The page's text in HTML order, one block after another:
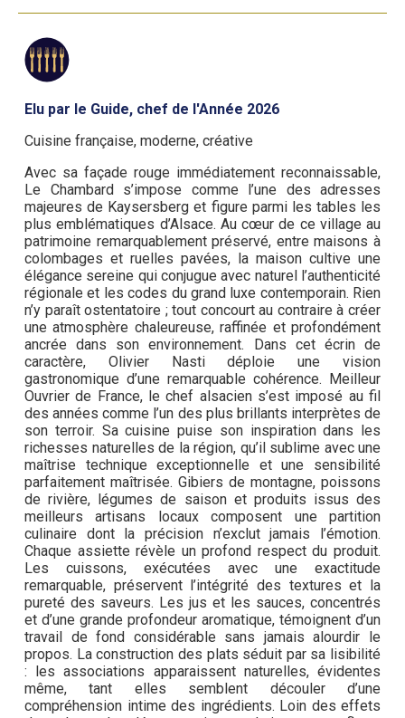
Elu par le Guide, chef de l'Année 2026
Cuisine française, moderne, créative
Avec sa façade rouge immédiatement reconnaissable,
Le Chambard s’impose comme l’une des adresses
majeures de Kaysersberg et figure parmi les tables les
plus emblématiques d’Alsace. Au cœur de ce village au
patrimoine remarquablement préservé, entre maisons à
colombages et ruelles pavées, la maison cultive une
élégance sereine qui conjugue avec naturel l’authenticité
régionale et les codes du grand luxe contemporain. Rien
n’y paraît ostentatoire ; tout concourt au contraire à créer
une atmosphère chaleureuse, raffinée et profondément
ancrée dans son environnement. Dans cet écrin de
caractère, Olivier Nasti déploie une vision
gastronomique d’une remarquable cohérence. Meilleur
Ouvrier de France, le chef alsacien s’est imposé au fil
des années comme l’un des plus brillants interprètes de
son terroir. Sa cuisine puise son inspiration dans les
richesses naturelles de la région, qu’il sublime avec une
maîtrise technique exceptionnelle et une sensibilité
parfaitement maîtrisée. Gibiers de montagne, poissons
de rivière, légumes de saison et produits issus des
meilleurs artisans locaux composent une partition
culinaire dont la précision n’exclut jamais l’émotion.
Chaque assiette révèle un profond respect du produit.
Les cuissons, exécutées avec une exactitude
remarquable, préservent l’intégrité des textures et la
pureté des saveurs. Les jus et les sauces, concentrés
et d’une grande profondeur aromatique, témoignent d’un
travail de fond considérable sans jamais alourdir le
propos. La construction des plats séduit par sa lisibilité
: les associations apparaissent naturelles, évidentes
même, tant elles semblent découler d’une
compréhension intime des ingrédients. Loin des effets